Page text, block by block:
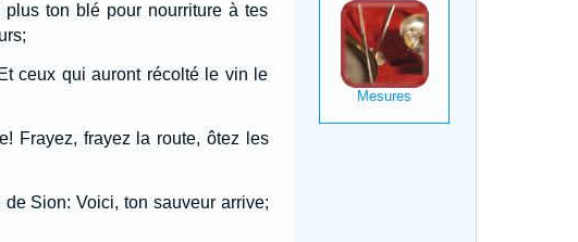
ton blé pour nourriture à tes
ceux qui auront récolté le vin le
Frayez, frayez la route, ôtez les
Sion: Voici, ton sauveur arrive;